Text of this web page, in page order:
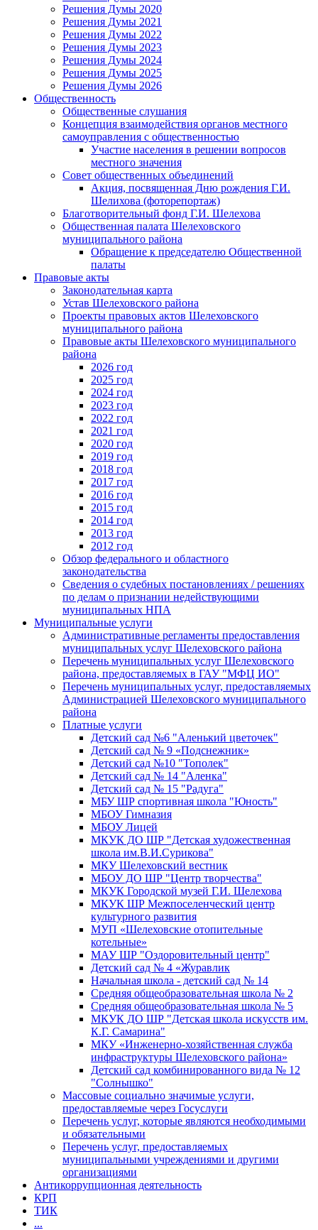
Решения Думы 2020
Решения Думы 2021
Решения Думы 2022
Решения Думы 2023
Решения Думы 2024
Решения Думы 2025
Решения Думы 2026
Общественность
Общественные слушания
Концепция взаимодействия органов местного
самоуправления с общественностью
Участие населения в решении вопросов
местного значения
Совет общественных объединений
Акция, посвященная Дню рождения Г.И.
Шелихова (фоторепортаж)
Благотворительный фонд Г.И. Шелехова
Общественная палата Шелеховского
муниципального района
Обращение к председателю Общественной
палаты
Правовые акты
Законодательная карта
Устав Шелеховского района
Проекты правовых актов Шелеховского
муниципального района
Правовые акты Шелеховского муниципального
района
2026 год
2025 год
2024 год
2023 год
2022 год
2021 год
2020 год
2019 год
2018 год
2017 год
2016 год
2015 год
2014 год
2013 год
2012 год
Обзор федерального и областного
законодательства
Сведения о судебных постановлениях / решениях
по делам о признании недействующими
муниципальных НПА
Муниципальные услуги
Административные регламенты предоставления
муниципальных услуг Шелеховского района
Перечень муниципальных услуг Шелеховского
района, предоставляемых в ГАУ "МФЦ ИО"
Перечень муниципальных услуг, предоставляемых
Администрацией Шелеховского муниципального
района
Платные услуги
Детский сад №6 "Аленький цветочек"
Детский сад № 9 «Подснежник»
Детский сад №10 "Тополек"
Детский сад № 14 "Аленка"
Детский сад № 15 "Радуга"
МБУ ШР спортивная школа "Юность"
МБОУ Гимназия
МБОУ Лицей
МКУК ДО ШР "Детская художественная
школа им.В.И.Сурикова"
МКУ Шелеховский вестник
МБОУ ДО ШР "Центр творчества"
МКУК Городской музей Г.И. Шелехова
МКУК ШР Межпоселенческий центр
культурного развития
МУП «Шелеховские отопительные
котельные»
МАУ ШР "Оздоровительный центр"
Детский сад № 4 «Журавлик
Начальная школа - детский сад № 14
Средняя общеобразовательная школа № 2
Средняя общеобразовательная школа № 5
МКУК ДО ШР "Детская школа искусств им.
К.Г. Самарина"
МКУ «Инженерно-хозяйственная служба
инфраструктуры Шелеховского района»
Детский сад комбинированного вида № 12
"Солнышко"
Массовые социально значимые услуги,
предоставляемые через Госуслуги
Перечень услуг, которые являются необходимыми
и обязательными
Перечень услуг, предоставляемых
муниципальными учреждениями и другими
организациями
Антикоррупционная деятельность
КРП
ТИК
...